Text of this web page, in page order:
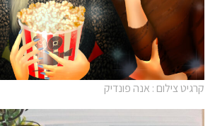
קרגיט צילום : אנה פונדיק